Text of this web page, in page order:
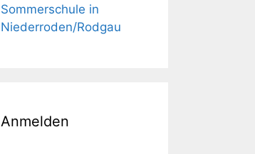
Sommerschule in
Niederroden/Rodgau
Anmelden